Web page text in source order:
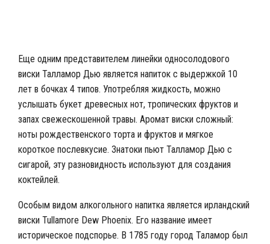
Еще одним представителем линейки односолодового
виски Талламор Дью является напиток с выдержкой 10
лет в бочках 4 типов. Употребляя жидкость, можно
услышать букет древесных нот, тропических фруктов и
запах свежескошенной травы. Аромат виски сложный:
ноты рождественского торта и фруктов и мягкое
короткое послевкусие. Знатоки пьют Талламор Дью с
сигарой, эту разновидность используют для создания
коктейлей.
Особым видом алкогольного напитка является ирландский
виски Tullamore Dew Phoenix. Его название имеет
историческое подспорье. В 1785 году город Таламор был